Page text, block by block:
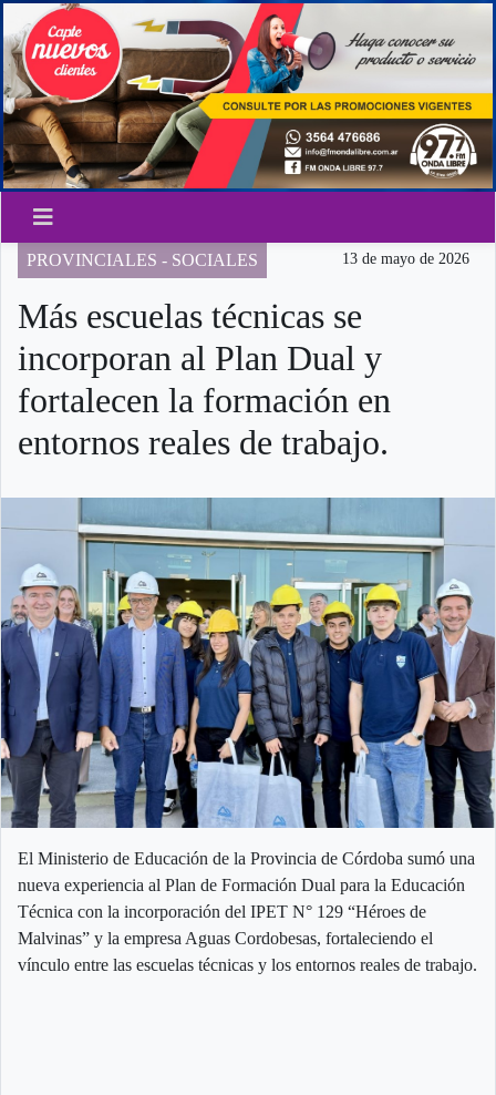
PROVINCIALES - SOCIALES 13 de mayo de 2026
Más escuelas técnicas se
incorporan al Plan Dual y
fortalecen la formación en
entornos reales de trabajo.
El Ministerio de Educación de la Provincia de Córdoba sumó una
nueva experiencia al Plan de Formación Dual para la Educación
Técnica con la incorporación del IPET N° 129 “Héroes de
Malvinas” y la empresa Aguas Cordobesas, fortaleciendo el
vínculo entre las escuelas técnicas y los entornos reales de trabajo.